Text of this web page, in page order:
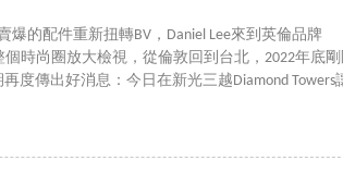
爆的配件重新扭轉BV，Daniel Lee來到英倫品牌
個時尚圈放大檢視，從倫敦回到台北，2022年底
度傳出好消息：今日在新光三越Diamond Towers